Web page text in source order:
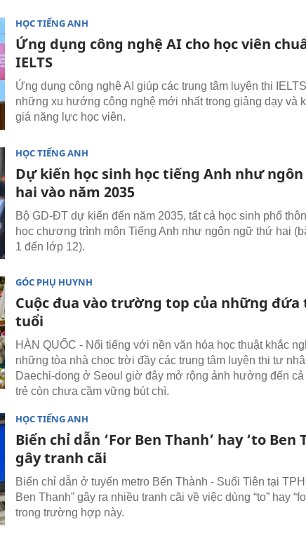
HỌC TIẾNG ANH
Ứng dụng công nghệ AI cho học viên
IELTS
Ứng dụng công nghệ AI giúp các trung tâm luyện thi
những xu hướng công nghệ mới nhất trong giảng dạy và
giá năng lực học viên.
HỌC TIẾNG ANH
Dự kiến học sinh học tiếng Anh như
hai vào năm 2035
Bộ GD-ĐT dự kiến đến năm 2035, tất cả học sinh phổ
học chương trình môn Tiếng Anh như ngôn ngữ thứ hai
1 đến lớp 12).
GÓC PHỤ HUYNH
Cuộc đua vào trường top của những
tuổi
HÀN QUỐC - Nổi tiếng với nền văn hóa học thuật khắc
những tòa nhà chọc trời đầy các trung tâm luyện thi tư
Daechi-dong ở Seoul giờ đây mở rộng ảnh hưởng đến
trẻ còn chưa cầm vững bút chì.
HỌC TIẾNG ANH
Biển chỉ dẫn ‘For Ben Thanh’ hay ‘to Ben
gây tranh cãi
Biển chỉ dẫn ở tuyến metro Bến Thành - Suối Tiên tại
Ben Thanh” gây ra nhiều tranh cãi về việc dùng “to” hay
trong trường hợp này.